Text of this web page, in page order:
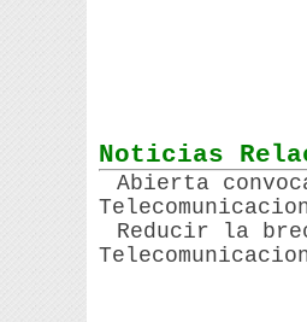
Noticias
Abierta
Reducir la